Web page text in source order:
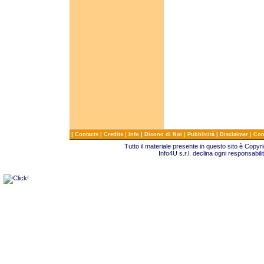
| Contacts | Credits | Info | Dicono di Noi | Pubblicità | Disclaimer |
Tutto il materiale presente in questo sito è
Info4U s.r.l. declina ogni